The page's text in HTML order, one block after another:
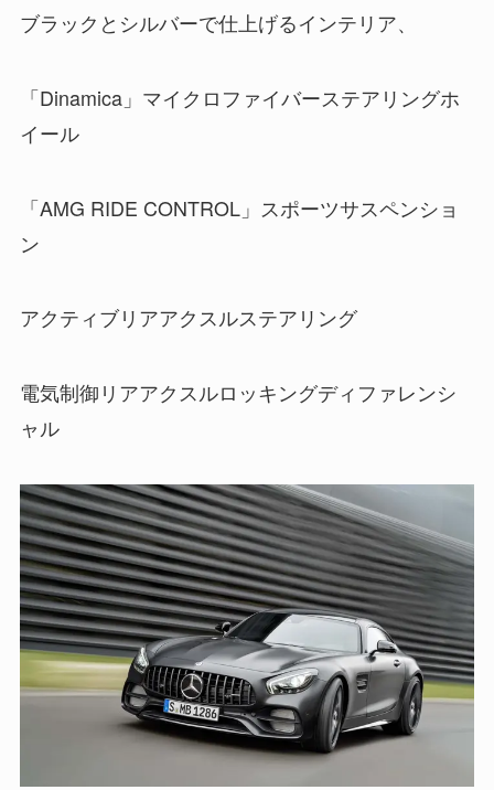
ブラックとシルバーで仕上げるインテリア、
「Dinamica」マイクロファイバーステアリングホ
イール
「AMG RIDE CONTROL」スポーツサスペンショ
ン
アクティブリアアクスルステアリング
電気制御リアアクスルロッキングディファレンシ
ャル